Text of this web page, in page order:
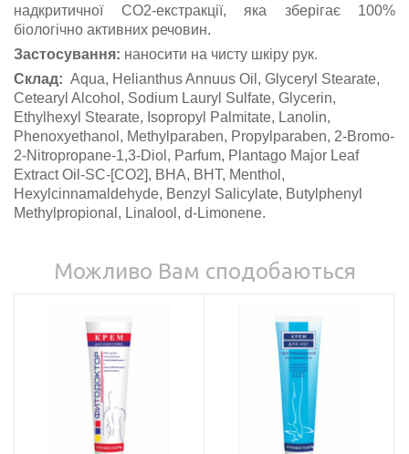
надкритичної СО2-екстракції, яка зберігає 100%
біологічно активних речовин.
Застосування: наносити на чисту шкіру рук.
Склад: Aqua, Helianthus Annuus Oil, Glyceryl Stearate,
Cetearyl Alcohol, Sodium Lauryl Sulfate, Glycerin,
Ethylhexyl Stearate, Isopropyl Palmitate, Lanolin,
Phenoxyethanol, Methylparaben, Propylparaben, 2-Bromo-
2-Nitropropane-1,3-Diol, Parfum, Plantago Major Leaf
Extract Oil-SC-[CO2], BHA, BHT, Menthol,
Hexylcinnamaldehyde, Benzyl Salicylate, Butylphenyl
Methylpropional, Linalool, d-Limonene.
Можливо Вам сподобаються